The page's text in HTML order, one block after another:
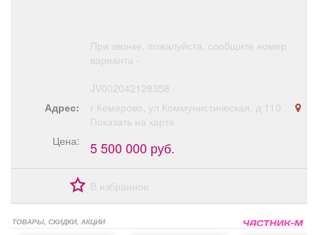
При звонке, пожалуйста, сообщите номер
варианта -
JV002042128358
Адрес:
г Кемерово, ул Коммунистическая, д 110
Показать на карте
Цена:
5 500 000 руб.
В избранное
ТОВАРЫ, СКИДКИ, АКЦИИ